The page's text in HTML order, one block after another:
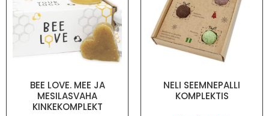
BEE LOVE. MEE JA
MESILASVAHA
KINKEKOMPLEKT
NELI SEEMNEPALLI
KOMPLEKTIS